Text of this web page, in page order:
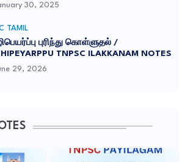
30, 2025
TAMIL
புரிந்து கொள்ளுதல் /
TNPSC ILAKKANAM NOTES
29, 2026